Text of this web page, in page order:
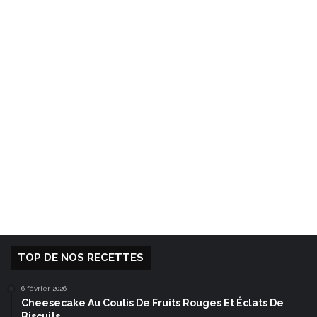
TOP DE NOS RECETTES
6 février 2026
Cheesecake Au Coulis De Fruits Rouges Et Éclats De